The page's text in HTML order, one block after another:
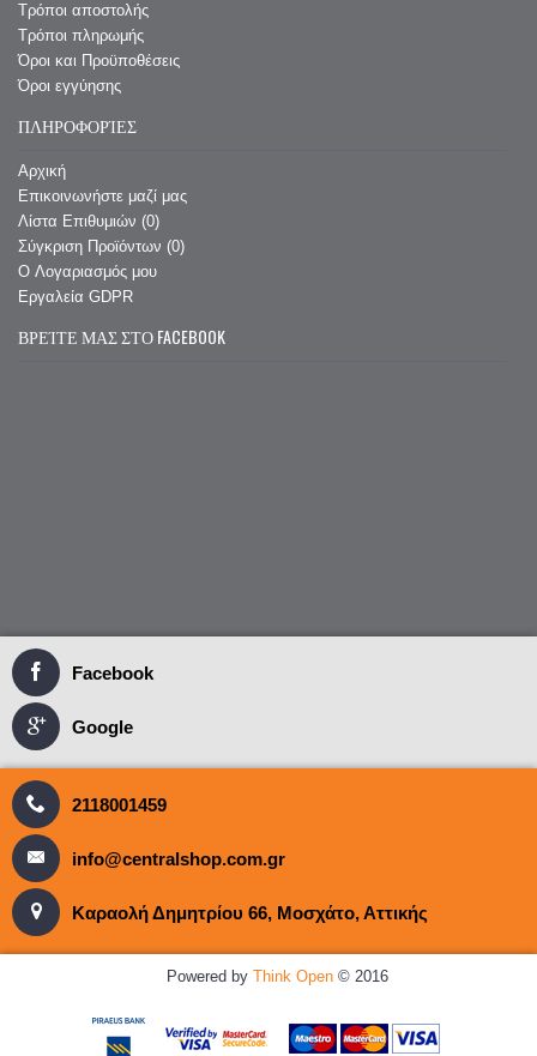
Τρόποι αποστολής
Τρόποι πληρωμής
Όροι και Προϋποθέσεις
Όροι εγγύησης
ΠΛΗΡΟΦΟΡΊΕΣ
Αρχική
Επικοινωνήστε μαζί μας
Λίστα Επιθυμιών (0)
Σύγκριση Προϊόντων (0)
O Λογαριασμός μου
Εργαλεία GDPR
ΒΡΕΊΤΕ ΜΑΣ ΣΤΟ FACEBOOK
Facebook
Google
2118001459
info@centralshop.com.gr
Καραολή Δημητρίου 66, Μοσχάτο, Αττικής
Powered by Think Open © 2016